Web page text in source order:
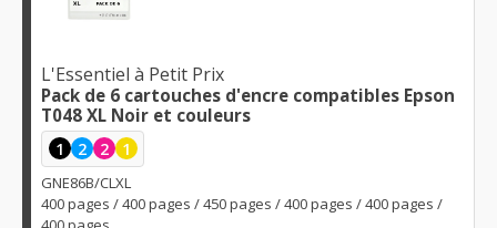
L'Essentiel à Petit Prix
Pack de 6 cartouches d'encre compatibles Epson
T048 XL Noir et couleurs
1 2 2 1
GNE86B/CLXL
400 pages / 400 pages / 450 pages / 400 pages / 400 pages /